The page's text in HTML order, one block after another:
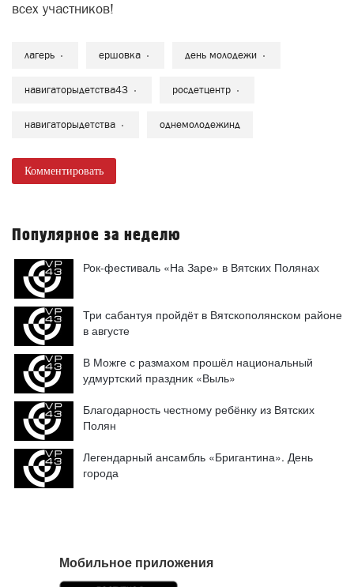
всех участников!
лагерь ершовка день молодежи
навигаторыдетства43 росдетцентр
навигаторыдетства однемолодежинд
Комментировать
Популярное за неделю
Рок-фестиваль «На Заре» в Вятских Полянах
Три сабантуя пройдёт в Вятскополянском районе
в августе
В Можге с размахом прошёл национальный
удмуртский праздник «Выль»
Благодарность честному ребёнку из Вятских
Полян
Легендарный ансамбль «Бригантина». День
города
Мобильное приложения